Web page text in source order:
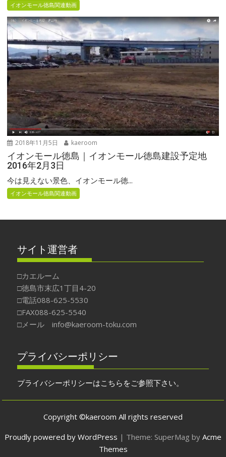
イオンモール徳島関連動画
2018年11月5日 kaeroom
イオンモール徳島｜イオンモール徳島建設予定地
2016年2月3日
今は見えない景色、イオンモール徳...
イオンモール徳島関連動画
サイト運営者
□カエルーム
□徳島市末広1丁目4-20
□電話088-625-5530
□FAX088-625-5540
□メール info@kaeroom-toku.com
プライバシーポリシー
プライバシーポリシーはこちらをご参照下さい。
Copyright ©kaeroom All rights reserved
Proudly powered by WordPress | Theme: SuperMag by Acme
Themes